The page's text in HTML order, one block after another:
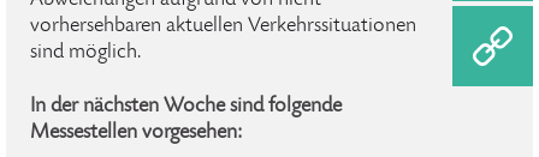
vorhersehbaren aktuellen Verkehrssituationen
sind möglich.
In der nächsten Woche sind folgende
Messestellen vorgesehen: